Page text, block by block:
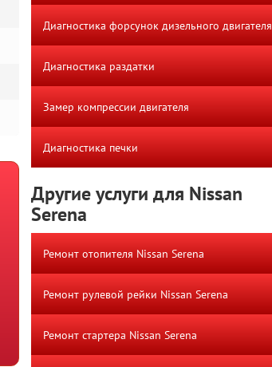
Диагностика форсунок дизельного двигателя
Диагностика раздатки
Замер компрессии двигателя
Диагностика печки
Другие услуги для Nissan
Serena
Ремонт отопителя Nissan Serena
Ремонт рулевой рейки Nissan Serena
Ремонт стартера Nissan Serena